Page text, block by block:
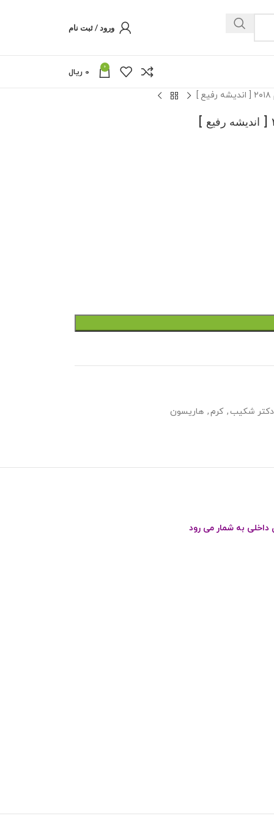
ورود / ثبت نام
0
0 ریال
دکتر شکیب , کرم, هاریسون
به شمار می رود